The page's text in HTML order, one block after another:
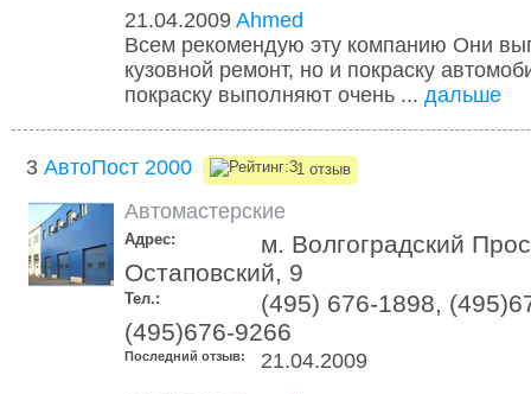
21.04.2009 Ahmed
Всем рекомендую эту компанию Они
кузовной ремонт, но и покраску
покраску выполняют очень ... дальше
3 АвтоПост 2000 1 отзыв
Автомастерские
Адрес:
м. Волгоградский
Остаповский, 9
Тел.:
(495) 676-1898,
(495)676-9266
Последний отзыв:
21.04.2009